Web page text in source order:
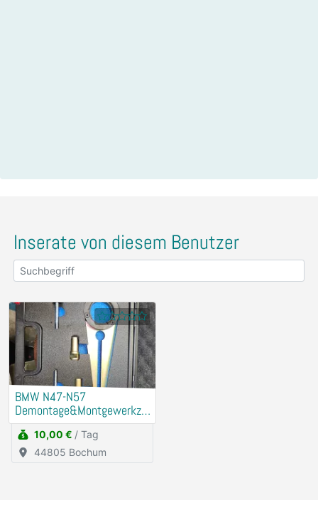
Inserate von diesem Benutzer
BMW N47-N57
Demontage&Montgewerkze
ug Riemenscheibe
Schwigungsdämfper
10,00 € / Tag
44805 Bochum